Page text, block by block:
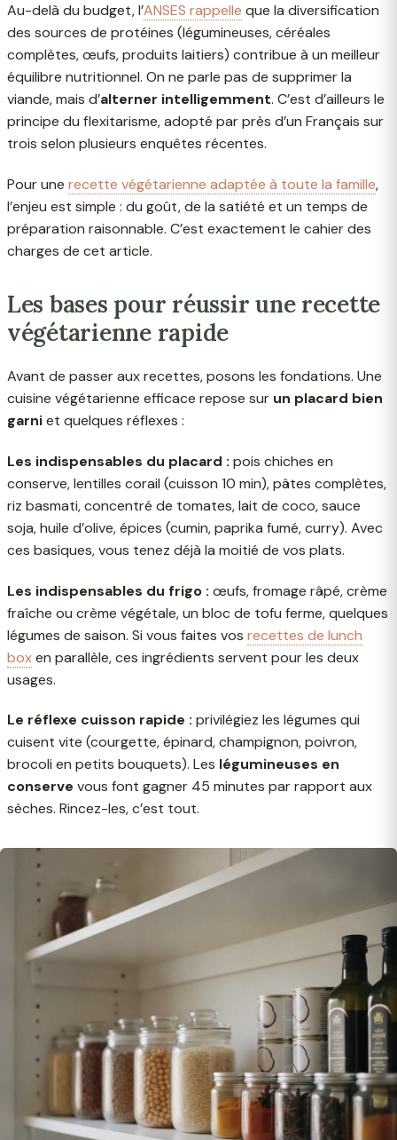
Au-delà du budget, l’ANSES rappelle que la diversification
des sources de protéines (légumineuses, céréales
complètes, œufs, produits laitiers) contribue à un meilleur
équilibre nutritionnel. On ne parle pas de supprimer la
viande, mais d’alterner intelligemment. C’est d’ailleurs le
principe du flexitarisme, adopté par près d’un Français sur
trois selon plusieurs enquêtes récentes.
Pour une recette végétarienne adaptée à toute la famille,
l’enjeu est simple : du goût, de la satiété et un temps de
préparation raisonnable. C’est exactement le cahier des
charges de cet article.
Les bases pour réussir une recette
végétarienne rapide
Avant de passer aux recettes, posons les fondations. Une
cuisine végétarienne efficace repose sur un placard bien
garniet quelques réflexes :
Les indispensables du placard : pois chiches en
conserve, lentilles corail (cuisson 10 min), pâtes complètes,
riz basmati, concentré de tomates, lait de coco, sauce
soja, huile d’olive, épices (cumin, paprika fumé, curry). Avec
ces basiques, vous tenez déjà la moitié de vos plats.
Les indispensables du frigo : œufs, fromage râpé, crème
fraîche ou crème végétale, un bloc de tofu ferme, quelques
légumes de saison. Si vous faites vos recettes de lunch
boxen parallèle, ces ingrédients servent pour les deux
usages.
Le réflexe cuisson rapide : privilégiez les légumes qui
cuisent vite (courgette, épinard, champignon, poivron,
brocoli en petits bouquets). Les légumineuses en
conserve vous font gagner 45 minutes par rapport aux
sèches. Rincez-les, c’est tout.